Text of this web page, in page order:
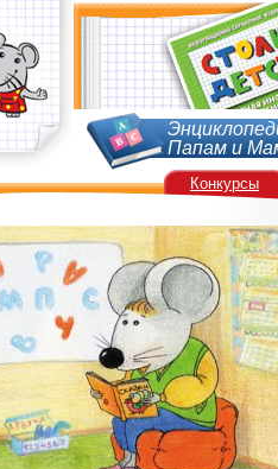
Папам и
Конкурсы